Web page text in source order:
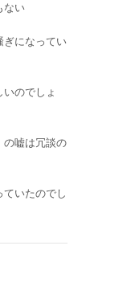
ない
ぎになってい
のでしょ
の嘘は冗談の
ていたのでし